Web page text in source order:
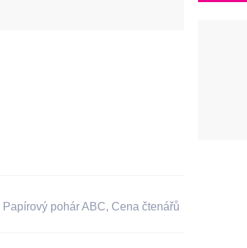
Papírový pohár ABC, Cena čtenářů